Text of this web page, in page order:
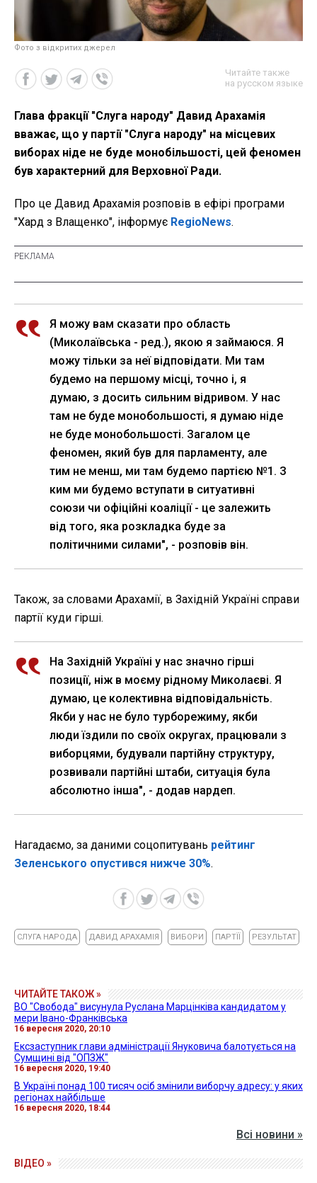
Фото з відкритих джерел
Читайте также
на русском языке
Глава фракції "Слуга народу" Давид Арахамія
вважає, що у партії "Слуга народу" на місцевих
виборах ніде не буде монобільшості, цей феномен
був характерний для Верховної Ради.
Про це Давид Арахамія розповів в ефірі програми
"Хард з Влащенко", інформує RegioNews.
Я можу вам сказати про область
(Миколаївська - ред.), якою я займаюся. Я
можу тільки за неї відповідати. Ми там
будемо на першому місці, точно і, я
думаю, з досить сильним відривом. У нас
там не буде монобольшості, я думаю ніде
не буде монобольшості. Загалом це
феномен, який був для парламенту, але
тим не менш, ми там будемо партією №1. З
ким ми будемо вступати в ситуативні
союзи чи офіційні коаліції - це залежить
від того, яка розкладка буде за
політичними силами", - розповів він.
Також, за словами Арахамії, в Західній Україні справи
партії куди гірші.
На Західній Україні у нас значно гірші
позиції, ніж в моєму рідному Миколаєві. Я
думаю, це колективна відповідальність.
Якби у нас не було турборежиму, якби
люди їздили по своїх округах, працювали з
виборцями, будували партійну структуру,
розвивали партійні штаби, ситуація була
абсолютно інша", - додав нардеп.
Нагадаємо, за даними соцопитувань рейтинг
Зеленського опустився нижче 30%.
СЛУГА НАРОДА ДАВИД АРАХАМІЯ ВИБОРИ ПАРТЇЇ РЕЗУЛЬТАТ
ЧИТАЙТЕ ТАКОЖ »
ВО "Свобода" висунула Руслана Марцінківа кандидатом у
мери Івано-Франківська
16 вересня 2020, 20:10
Ексзаступник глави адміністрації Януковича балотується на
Сумщині від "ОПЗЖ"
16 вересня 2020, 19:40
В Україні понад 100 тисяч осіб змінили виборчу адресу: у яких
регіонах найбільше
16 вересня 2020, 18:44
Всі новини »
ВІДЕО »